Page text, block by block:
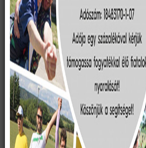
Meglepetéssel és hálásan fogadtuk az
Mészáros Igazgatóság hálózatának
Kft., MonHero Consulting Kft., TRUE-BLUE
JudiCash Consulting Kft., Vincze Viola E.V.,
Consulting Kft., Aranyszárny Consulting
1310000 forintos támogatását.
Azt mutatja számunkra, hogy megragadta
munkatársait az a karitatív tevékenység,
önkéntesként sok-sok segítővel végzünk,
erőfeszítéseinket, és fontosnak tartják az